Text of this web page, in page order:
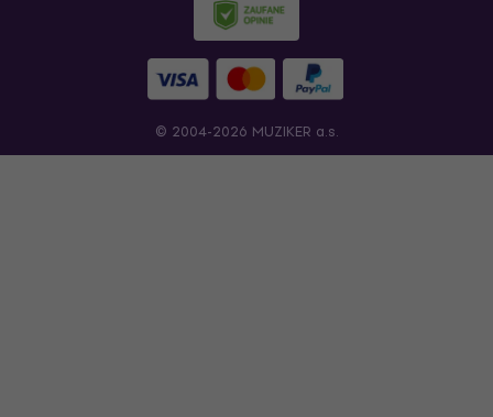
© 2004-2026 MUZIKER a.s.